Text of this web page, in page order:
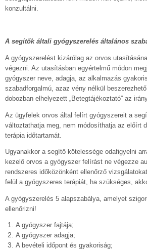
konzultálni.
A segítők általi gyógyszerelés általános
A gyógyszerelést kizárólag az orvos
végezni. Az utasításban egyértelmű módon
gyógyszer neve, adagja, az alkalmazás
szabadforgalmú, azaz vény nélkül
dobozban elhelyezett „Betegtájékoztató” az
Az ügyfelek orvos által felírt gyógyszereit a
változtathatja meg, nem módosíthatja az előírt
terápia időtartamát.
Ugyanakkor a segítő kötelessége odafigyelni
kezelő orvos a gyógyszer felírást ne végezze
rendszeres időközönként ellenőrző
felül a gyógyszeres terápiát, ha szükséges,
A gyógyszerelés 5 alapszabálya, amelyet
ellenőrizni!
A gyógyszer fajtája;
A gyógyszer adagja;
A bevételi időpont és gyakoriság;